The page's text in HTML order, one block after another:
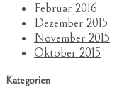
Februar 2016
Dezember 2015
November 2015
Oktober 2015
Kategorien